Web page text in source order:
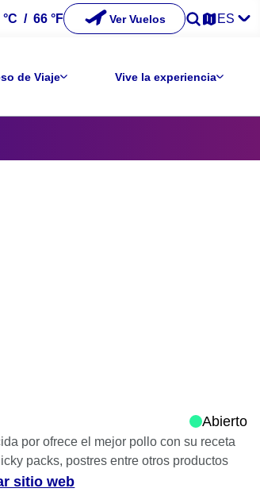
/ 66 °F Ver Vuelos ES
de Viaje Vive la experiencia
Abierto
por ofrece el mejor pollo con su receta
packs, postres entre otros productos
sitio web